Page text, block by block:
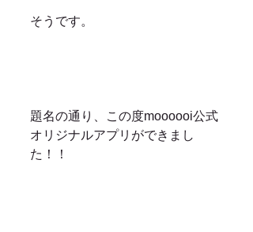
そうです。
題名の通り、この度moooooi公式
オリジナルアプリができまし
た！！